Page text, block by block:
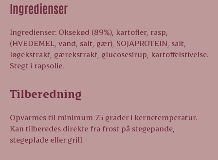
Ingredienser
Ingredienser: Oksekød (89%), kartofler, rasp,
(HVEDEMEL, vand, salt, gær), SOJAPROTEIN, salt,
løgekstrakt, gærekstrakt, glucosesirup, kartoffelstivelse.
Stegt i rapsolie.
Tilberedning
Opvarmes til minimum 75 grader i kernetemperatur.
Kan tilberedes direkte fra frost på stegepande,
stegeplade eller grill.